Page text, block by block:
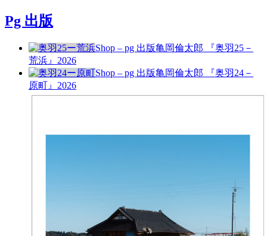
Pg 出版
Shop – pg 出版亀岡倫太郎 『奥羽25－
荒浜』 2026
Shop – pg 出版亀岡倫太郎 『奥羽24－
原町』 2026